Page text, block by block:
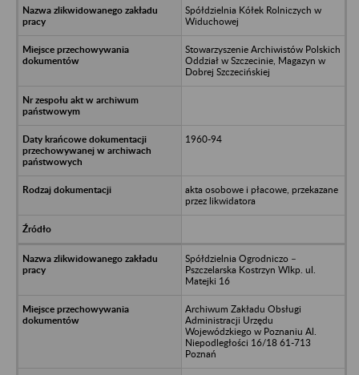
Spółdzielnia Kółek Rolniczych w
Widuchowej
Stowarzyszenie Archiwistów Polskich
Oddział w Szczecinie, Magazyn w
Dobrej Szczecińskiej
1960-94
akta osobowe i płacowe, przekazane
przez likwidatora
Spółdzielnia Ogrodniczo –
Pszczelarska Kostrzyn Wlkp. ul.
Matejki 16
Archiwum Zakładu Obsługi
Administracji Urzędu
Wojewódzkiego w Poznaniu Al.
Niepodległości 16/18 61-713
Poznań